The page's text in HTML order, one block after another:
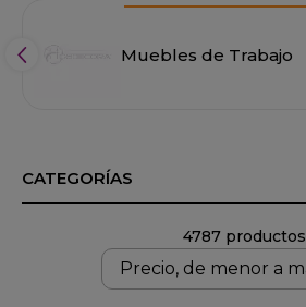
Muebles de Trabajo
CATEGORÍAS
4787 productos